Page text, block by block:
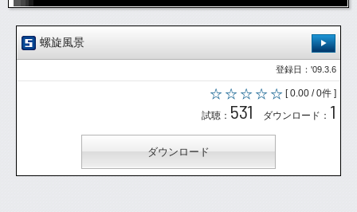
螺旋風景
登録日：'09.3.6
[ 0.00 / 0件 ]
試聴： 531 ダウンロード： 1
ダウンロード